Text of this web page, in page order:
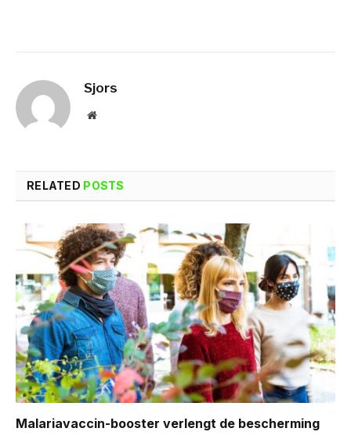
Sjors
Website
RELATED POSTS
Malariavaccin-booster verlengt de bescherming